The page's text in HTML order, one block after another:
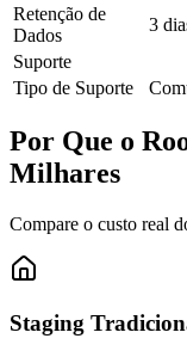
Retenção de
Dados
3
Suporte
Tipo de Suporte
Por Que o
Milhares
Compare o custo real
Staging